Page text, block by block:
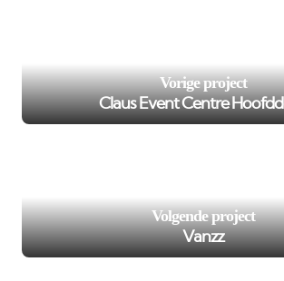
Vorige project
Claus Event Centre
Volgende project
Vanzz